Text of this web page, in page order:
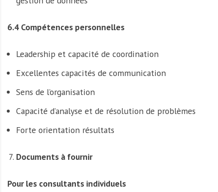
6.4 Compétences personnelles
Leadership et capacité de coordination
Excellentes capacités de communication
Sens de l’organisation
Capacité d’analyse et de résolution de problèmes
Forte orientation résultats
Documents à fournir
Pour les consultants individuels